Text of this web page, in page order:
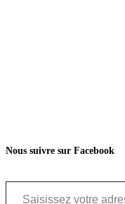
Nous suivre sur Facebook
Saisissez votre adresse e-mail…